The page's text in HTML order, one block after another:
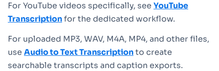
For YouTube videos specifically, see YouTube
Transcriptionfor the dedicated workflow.
For uploaded MP3, WAV, M4A, MP4, and other files,
use Audio to Text Transcriptionto create
searchable transcripts and caption exports.